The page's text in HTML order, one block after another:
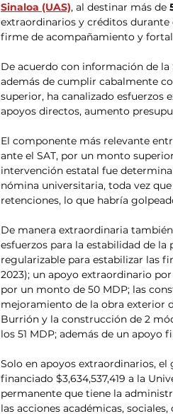
Sinaloa (UAS), al destinar más de
extraordinarios y créditos durante
firme de acompañamiento y
De acuerdo con información de
además de cumplir cabalmente
superior, ha canalizado
apoyos directos, aumento
El componente más relevante
ante el SAT, por un monto
intervención estatal fue
nómina universitaria, toda vez
retenciones, lo que habría
De manera extraordinaria
esfuerzos para la estabilidad de
regularizable para estabilizar las
2023); un apoyo extraordinario
por un monto de 50 MDP; las
mejoramiento de la obra exterior
Burrión y la construcción de 2
los 51 MDP; además de un apoyo
Solo en apoyos extraordinarios, el
financiado $3,634,537,419 a la
permanente que tiene la
las acciones académicas,